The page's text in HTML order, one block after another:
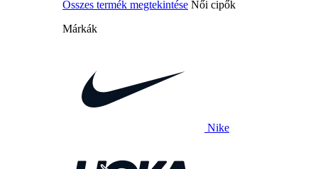
Összes termék megtekintése Női cipők
Márkák
Nike